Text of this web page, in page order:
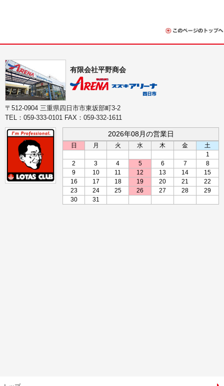
有限会社平野商会
〒512-0904 三重県四日市市東坂部町3-2
TEL：059-333-0101 FAX：059-332-1611
2026年08月の営業日
日 月 火 水 木 金
土
1
2
3 4 5 6 7
8
9
10 11 12 13 14
15
16
17 18 19 20 21
22
23
24 25 26 27 28
29
30
31